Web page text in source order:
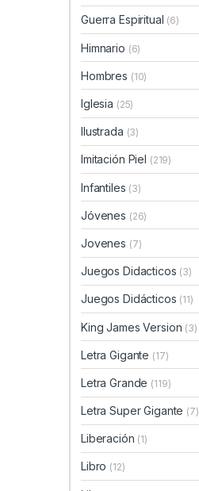
Guerra Espiritual (6)
Himnario (6)
Hombres (10)
Iglesia (25)
Ilustrada (3)
Imitación Piel (219)
Infantiles (3)
Jóvenes (26)
Jovenes (7)
Juegos Didacticos (3)
Juegos Didácticos (11)
King James Version (3)
Letra Gigante (17)
Letra Grande (119)
Letra Super Gigante (7)
Liberación (1)
Libro (12)